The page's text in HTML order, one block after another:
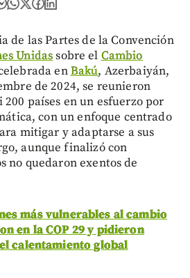
de las Partes de la Convención
Unidassobre el Cambio
enBakú, Azerbaiyán,
de 2024, se reunieron
200 países en un esfuerzo por
con un enfoque centrado
mitigar y adaptarse a sus
aunque finalizó con
no quedaron exentos de
más vulnerables al cambio
en la COP 29 y pidieron
calentamiento global